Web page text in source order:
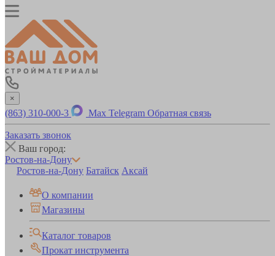
×
(863) 310-000-3 Max Telegram Обратная связь
Заказать звонок
Ваш город:
Ростов-на-Дону
Ростов-на-Дону Батайск Аксай
О компании
Магазины
Каталог товаров
Прокат инструмента